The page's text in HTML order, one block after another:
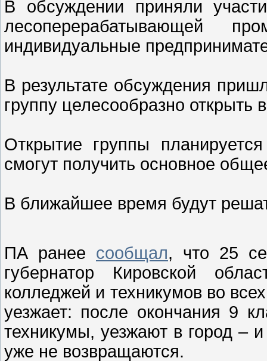
В обсуждении приняли
лесоперерабатывающей
индивидуальные
В результате обсуждения
группу целесообразно открыть
Открытие группы
смогут получить основное
В ближайшее время будут
ПА ранее сообщал, что 25
губернатор Кировской
колледжей и техникумов во
уезжает: после окончания 9
техникумы, уезжают в город –
уже не возвращаются.